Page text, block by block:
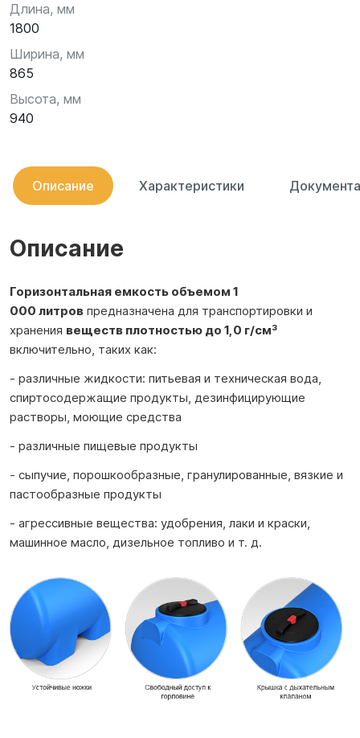
Длина, мм
1800
Ширина, мм
865
Высота, мм
940
Описание Характеристики
Описание
Горизонтальная емкость объемом 1
000 литров предназначена для транспортировки и
хранения веществ плотностью до 1,0 г/см³
включительно, таких как:
- различные жидкости: питьевая и техническая вода,
спиртосодержащие продукты, дезинфицирующие
растворы, моющие средства
- различные пищевые продукты
- сыпучие, порошкообразные, гранулированные, вязкие и
пастообразные продукты
- агрессивные вещества: удобрения, лаки и краски,
машинное масло, дизельное топливо и т. д.